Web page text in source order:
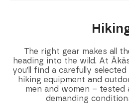
The right gear makes all
heading into the wild. At
you’ll find a carefully
hiking equipment and
men and women –
demanding